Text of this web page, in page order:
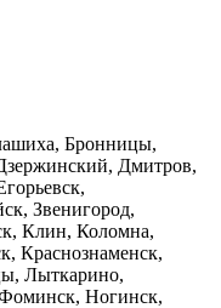
Бронницы,
Дмитров,
Звенигород,
Клин, Коломна,
Краснознаменск,
Лыткарино,
Ногинск,